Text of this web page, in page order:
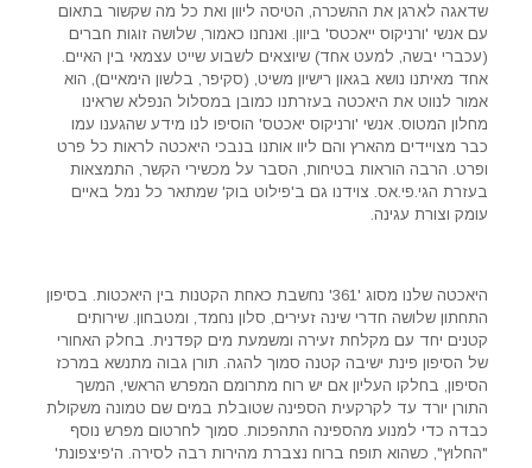
שדאגה לארגן את ההשכרה, הטיסה ליוון ואת כל מה שקשור בתאום
עם אנשי 'ורניקוס ייאכטס' ביוון. ואנחנו כאמור, שלושה זוגות חברים
(עכברי יבשה, למעט אחד) שיוצאים לשבוע שייט עצמאי בין האיים.
אחד מאיתנו נושא בגאון רישיון משיט, (סקיפר, בלשון הימאיים), הוא
אמור לנווט את היאכטה בעזרתנו כמובן במסלול הנפלא שראינו
מחלון המטוס. אנשי 'ורניקוס יאכטס' הוסיפו לנו מידע שהגענו עמו
כבר מצויידים מהארץ והם ליוו אותנו בנבכי היאכטה לראות כל פרט
ופרט. הרבה הוראות בטיחות, הסבר על מכשירי הקשר, התמצאות
בעזרת הגי.פי.אס. צוידנו גם ב'פילוט בוק' שמתאר כל נמל באיים
עומק וצורת עגינה.
היאכטה שלנו מסוג '361' נחשבת כאחת הקטנות בין היאכטות. בסיפון
התחתון שלושה חדרי שינה זעירים, סלון נחמד, ומטבחון. שירותים
קטנים יחד עם מקלחת זעירה ומשמעת מים קפדנית. בחלק האחורי
של הסיפון פינת ישיבה קטנה סמוך להגה. תורן גבוה מתנשא במרכז
הסיפון, בחלקו העליון אם יש רוח מתרומם המפרש הראשי, המשך
התורן יורד עד לקרקעית הספינה שטובלת במים שם טמונה משקולת
כבדה כדי למנוע מהספינה התהפכות. סמוך לחרטום מפרש נוסף
"החלוץ", כשהוא תופח ברוח נצברת מהירות רבה לסירה. ה'פיצפונת'